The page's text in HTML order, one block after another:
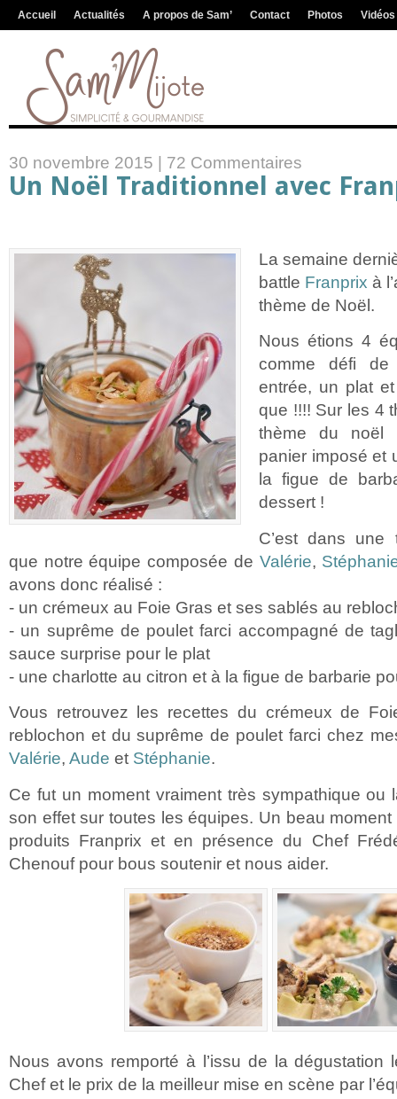
Accueil Actualités A propos de Sam’ Contact Photos Vidéos
30 novembre 2015 | 72 Commentaires
Un Noël Traditionnel avec
La semaine
battle Franprix à
thème de Noël.
Nous étions 4
comme défi
entrée, un plat
que !!!! Sur les 4
thème du noël
panier imposé et
la figue de
dessert !
C’est dans une
que notre équipe composée de Valérie,
avons donc réalisé :
- un crémeux au Foie Gras et ses sablés au
- un suprême de poulet farci accompagné de
sauce surprise pour le plat
- une charlotte au citron et à la figue de barbarie
Vous retrouvez les recettes du crémeux de
reblochon et du suprême de poulet farci chez
Valérie, Aude et Stéphanie.
Ce fut un moment vraiment très sympathique ou
son effet sur toutes les équipes. Un beau
produits Franprix et en présence du Chef
Chenouf pour bous soutenir et nous aider.
Nous avons remporté à l’issu de la
Chef et le prix de la meilleur mise en scène par